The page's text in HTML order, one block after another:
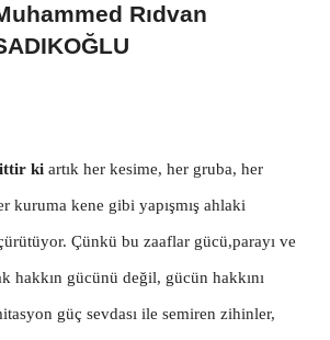
Rıdvan
ki artık her kesime, her gruba, her
kuruma kene gibi yapışmış ahlaki
Çünkü bu zaaflar gücü,parayı ve
hakkın gücünü değil, gücün hakkını
güç sevdası ile semiren zihinler,